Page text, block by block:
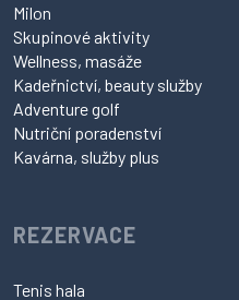
Milon
Skupinové aktivity
Wellness, masáže
Kadeřnictví, beauty služby
Adventure golf
Nutriční poradenství
Kavárna, služby plus
REZERVACE
Tenis hala